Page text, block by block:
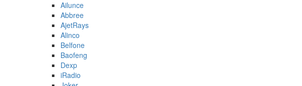
Ailunce
Abbree
AjetRays
Alinco
Belfone
Baofeng
Dexp
iRadio